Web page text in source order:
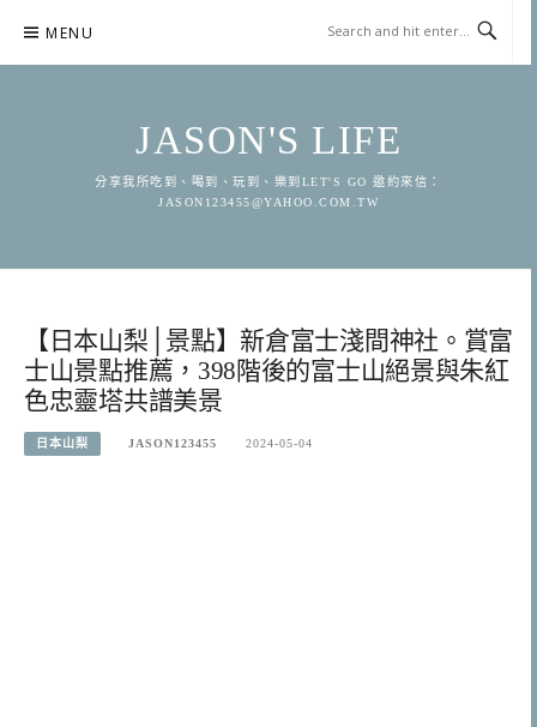
content
MENU
JASON'S LIFE
分享我所吃到、喝到、玩到、樂到LET'S GO 邀約來信：
JASON123455@YAHOO.COM.TW
【日本山梨│景點】新倉富士淺間神社。賞富
士山景點推薦，398階後的富士山絕景與朱紅
色忠靈塔共譜美景
日本山梨 JASON123455 2024-05-04